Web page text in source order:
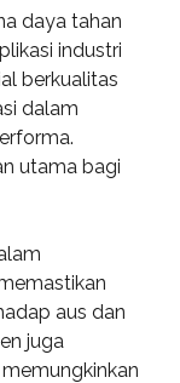
daya tahan
industri
berkualitas
dalam
utama bagi
aus dan
juga